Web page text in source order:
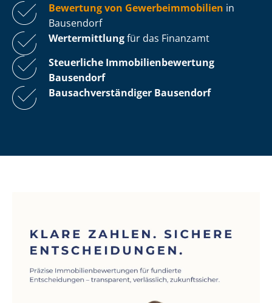
Bewertung von Ge­wer­be­im­mo­bi­li­en in
Bausendorf
Wertermittlungfür das Finanzamt
Steuerliche Im­mo­bi­li­en­be­wer­tung
Bausendorf
Bau­sach­ver­stän­di­ger Bausendorf